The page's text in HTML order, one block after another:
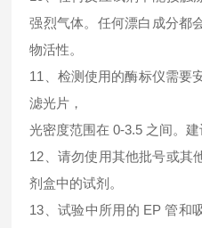
强烈气体。任何漂白成分都
物活性。
11、检测使用的酶标仪需要
滤光片，
光密度范围在 0-3.5 之间。
12、请勿使用其他批号或其
剂盒中的试剂。
13、试验中所用的 EP 管和